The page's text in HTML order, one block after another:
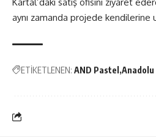
aynı zamanda projede kendilerine
ETİKETLENEN: AND Pastel Anadolu